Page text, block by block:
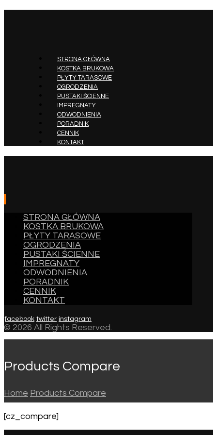
STRONA GŁÓWNA
KOSTKA BRUKOWA
PŁYTY TARASOWE
OGRODZENIA
PUSTAKI ŚCIENNE
IMPREGNATY
ODWODNIENIA
PORADNIK
CENNIK
KONTAKT
STRONA GŁÓWNA
KOSTKA BRUKOWA
PŁYTY TARASOWE
OGRODZENIA
PUSTAKI ŚCIENNE
IMPREGNATY
ODWODNIENIA
PORADNIK
CENNIK
KONTAKT
facebook twitter instagram
© 2026 All Rights Reserved.
Products Compare
Home Products Compare
[cz_compare]